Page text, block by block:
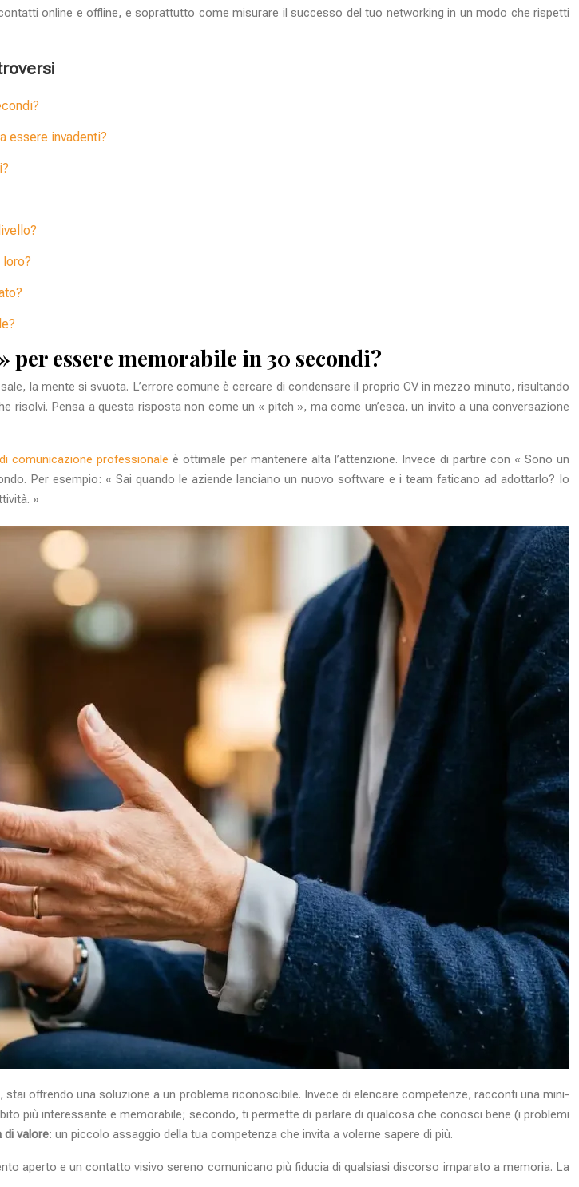
online e offline, e soprattutto come misurare il successo del tuo networking in un modo che rispetti
essere invadenti?
essere memorabile in 30 secondi?
la mente si svuota. L’errore comune è cercare di condensare il proprio CV in mezzo minuto, risultando
Pensa a questa risposta non come un « pitch », ma come un’esca, un invito a una conversazione
comunicazione professionale è ottimale per mantenere alta l’attenzione. Invece di partire con « Sono un
Per esempio: « Sai quando le aziende lanciano un nuovo software e i team faticano ad adottarlo? Io
»
offrendo una soluzione a un problema riconoscibile. Invece di elencare competenze, racconti una mini-
più interessante e memorabile; secondo, ti permette di parlare di qualcosa che conosci bene (i problemi
valore: un piccolo assaggio della tua competenza che invita a volerne sapere di più.
aperto e un contatto visivo sereno comunicano più fiducia di qualsiasi discorso imparato a memoria. La